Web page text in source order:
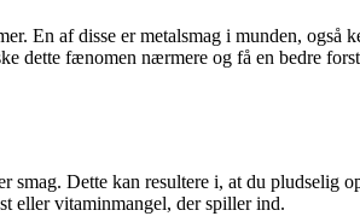
En af disse er metalsmag i munden, også
dette fænomen nærmere og få en bedre
Dette kan resultere i, at du pludselig
eller vitaminmangel, der spiller ind.